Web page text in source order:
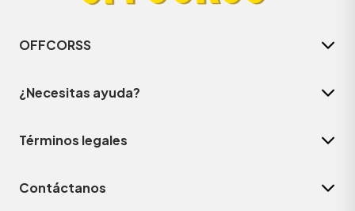
OFFCORSS
¿Necesitas ayuda?
Términos legales
Contáctanos